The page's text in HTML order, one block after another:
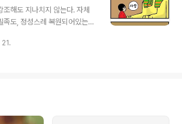
해도 지나치지 않는다. 자체
족도, 정성스레 복원되어있는